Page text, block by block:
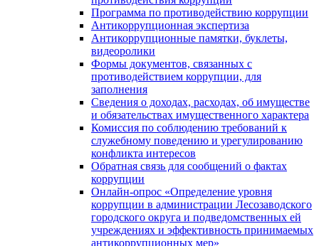
Программа по противодействию коррупции
Антикоррупционная экспертиза
Антикоррупционные памятки, буклеты,
видеоролики
Формы документов, связанных с
противодействием коррупции, для
заполнения
Сведения о доходах, расходах, об имуществе
и обязательствах имущественного характера
Комиссия по соблюдению требований к
служебному поведению и урегулированию
конфликта интересов
Обратная связь для сообщений о фактах
коррупции
Онлайн-опрос «Определение уровня
коррупции в администрации Лесозаводского
городского округа и подведомственных ей
учреждениях и эффективность принимаемых
антикоррупционных мер»